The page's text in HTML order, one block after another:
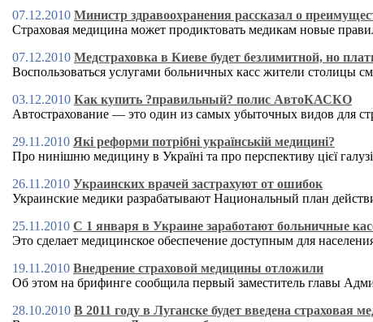
07.12.2010 Министр здравоохранения рассказал о
Страховая медицина может продиктовать медикам новые
07.12.2010 Медстраховка в Киеве будет безлимитной, но
Воспользоваться услугами больничных касс жители столицы
03.12.2010 Как купить ?правильный? полис АвтоКАСКО
Автострахование — это один из самых убыточных видов для
29.11.2010 Які реформи потрібні українській медицині?
Про нинішню медицину в Україні та про перспективу цієї
26.11.2010 Украинских врачей застрахуют от ошибок
Украинские медики разрабатывают Национальный план
25.11.2010 С 1 января в Украине заработают больничные
Это сделает медицинское обеспечение доступным для
19.11.2010 Внедрение страховой медицины отложили
Об этом на брифинге сообщила первый заместитель главы
28.10.2010 В 2011 году в Луганске будет введена страховая